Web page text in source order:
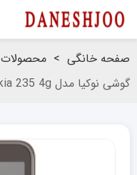
صفحه خانگی > محصولات
گوشی نوکیا مدل nokia 235 4g